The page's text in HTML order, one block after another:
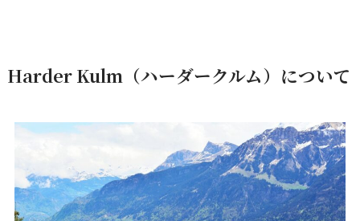
Harder Kulm（ハーダークルム）について